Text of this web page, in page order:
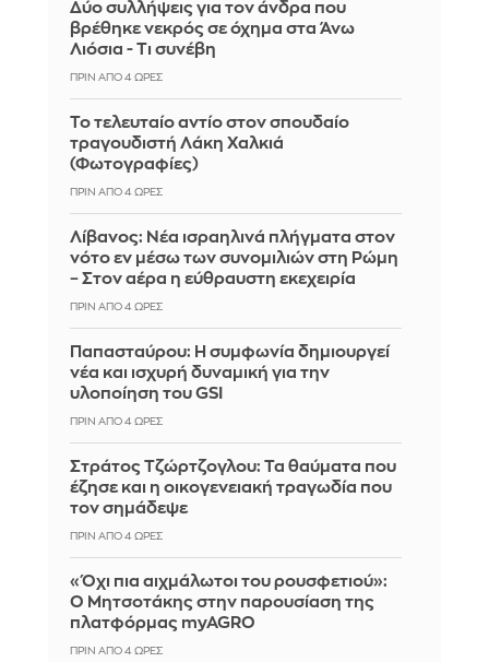
Δύο συλλήψεις για τον άνδρα που
βρέθηκε νεκρός σε όχημα στα Άνω
Λιόσια - Τι συνέβη
ΠΡΙΝ ΑΠΌ 4 ΏΡΕΣ
Το τελευταίο αντίο στον σπουδαίο
τραγουδιστή Λάκη Χαλκιά
(Φωτογραφίες)
ΠΡΙΝ ΑΠΌ 4 ΏΡΕΣ
Λίβανος: Νέα ισραηλινά πλήγματα στον
νότο εν μέσω των συνομιλιών στη Ρώμη
– Στον αέρα η εύθραυστη εκεχειρία
ΠΡΙΝ ΑΠΌ 4 ΏΡΕΣ
Παπασταύρου: Η συμφωνία δημιουργεί
νέα και ισχυρή δυναμική για την
υλοποίηση του GSI
ΠΡΙΝ ΑΠΌ 4 ΏΡΕΣ
Στράτος Τζώρτζογλου: Τα θαύματα που
έζησε και η οικογενειακή τραγωδία που
τον σημάδεψε
ΠΡΙΝ ΑΠΌ 4 ΏΡΕΣ
«Όχι πια αιχμάλωτοι του ρουσφετιού»:
Ο Μητσοτάκης στην παρουσίαση της
πλατφόρμας myAGRO
ΠΡΙΝ ΑΠΌ 4 ΏΡΕΣ